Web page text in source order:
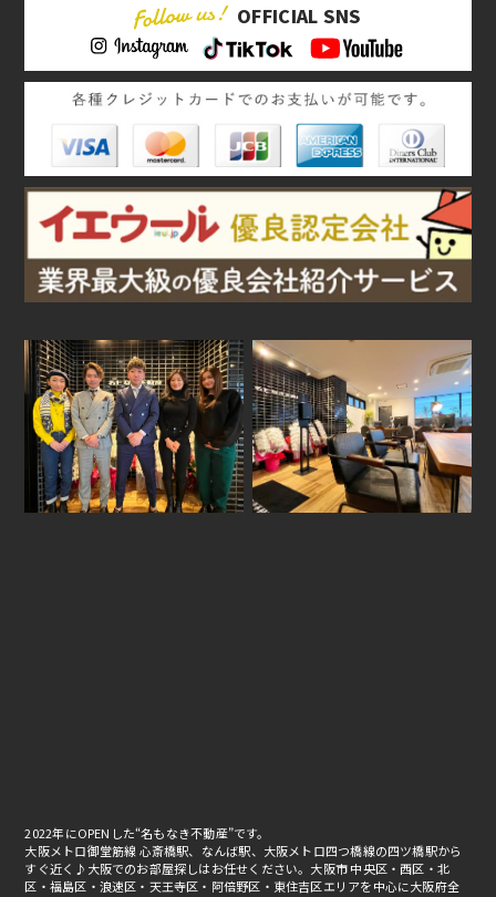
OFFICIAL SNS
2022年にOPENした“名もなき不動産”です。
大阪メトロ御堂筋線 心斎橋駅、なんば駅、大阪メトロ四つ橋線の四ツ橋駅から
すぐ近く♪大阪でのお部屋探しはお任せください。大阪市 中央区・西区・北
区・福島区・浪速区・天王寺区・阿倍野区・東住吉区エリアを中心に大阪府全